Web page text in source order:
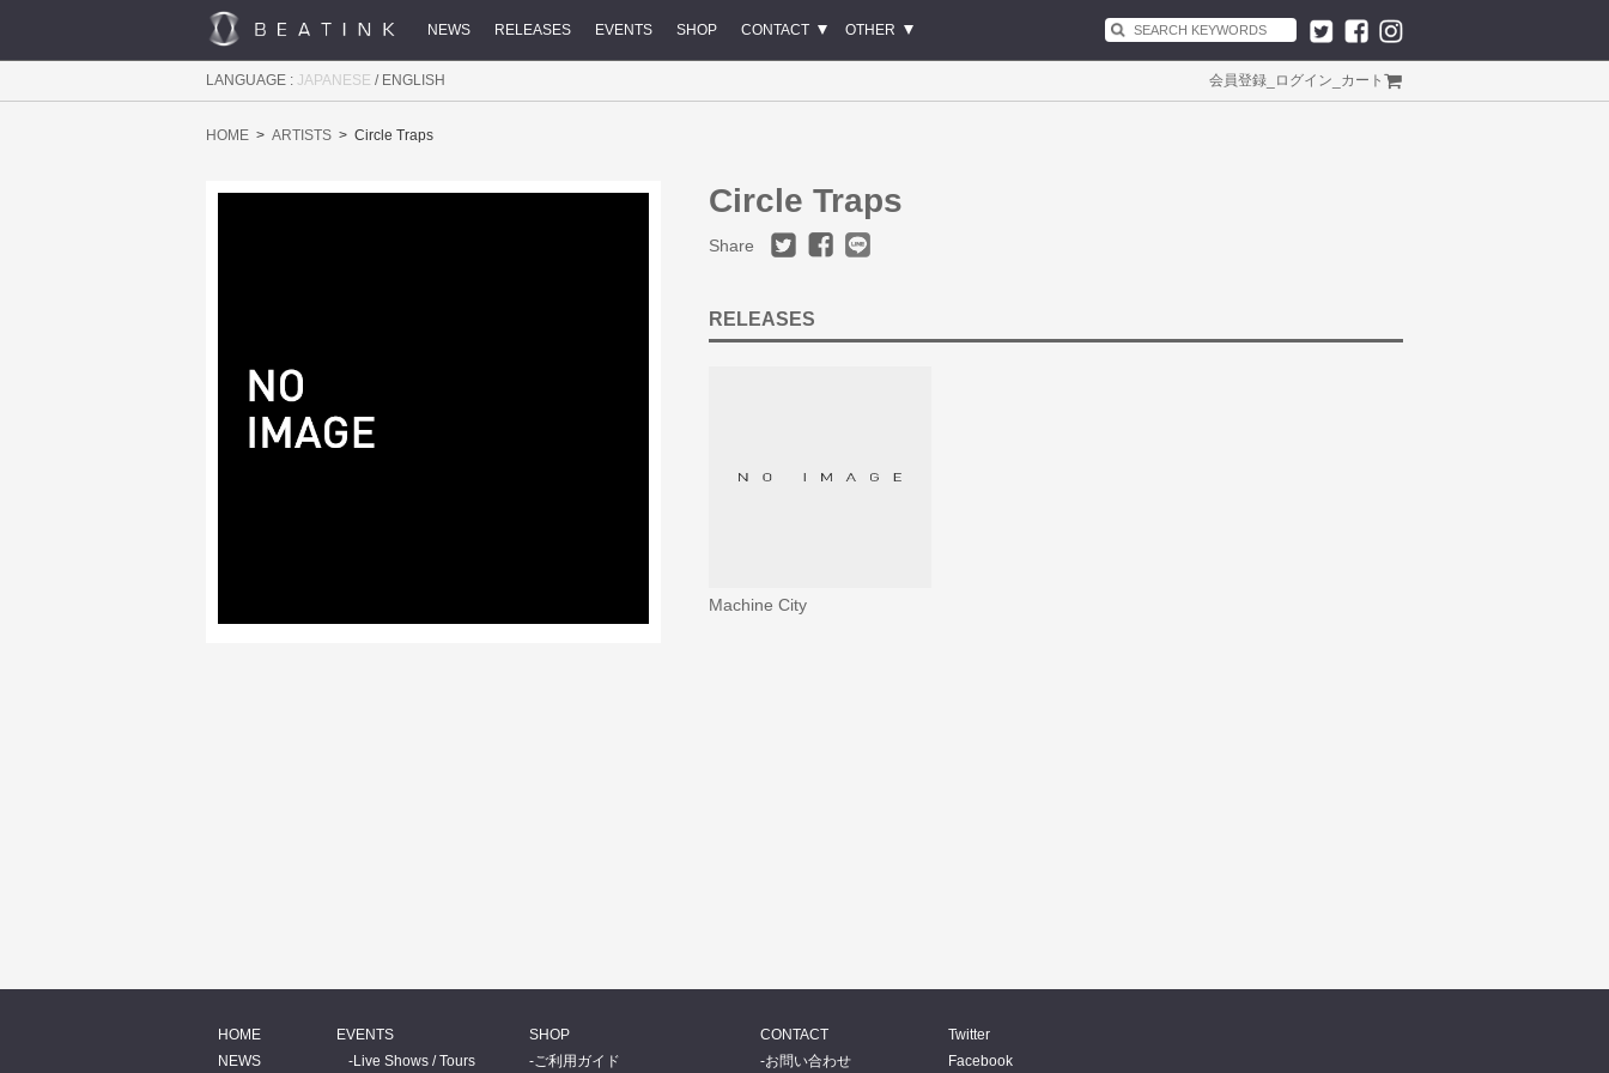
NEWS RELEASES EVENTS SHOP CONTACT OTHER
LANGUAGE : JAPANESE / ENGLISH 会員登録 ログイン カート
HOME ARTISTS Circle Traps
Circle Traps
Share
RELEASES
Machine City
HOME
NEWS
EVENTS
Live Shows / Tours
SHOP
ご利用ガイド
CONTACT
お問い合わせ
Twitter
Facebook